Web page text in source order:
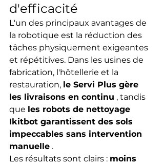
d'efficacité
L'un des principaux avantages de
la robotique est la réduction des
tâches physiquement exigeantes
et répétitives. Dans les usines de
fabrication, l'hôtellerie et la
restauration, le Servi Plus gère
les livraisons en continu , tandis
que les robots de nettoyage
Ikitbot garantissent des sols
impeccables sans intervention
manuelle .
Les résultats sont clairs : moins